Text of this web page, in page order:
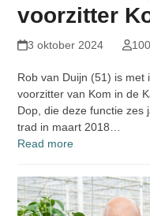
voorzitter
3 oktober 2024
Rob van Duijn (51) is
voorzitter van Kom in de
Dop, die deze functie
trad in maart 2018…
Read more